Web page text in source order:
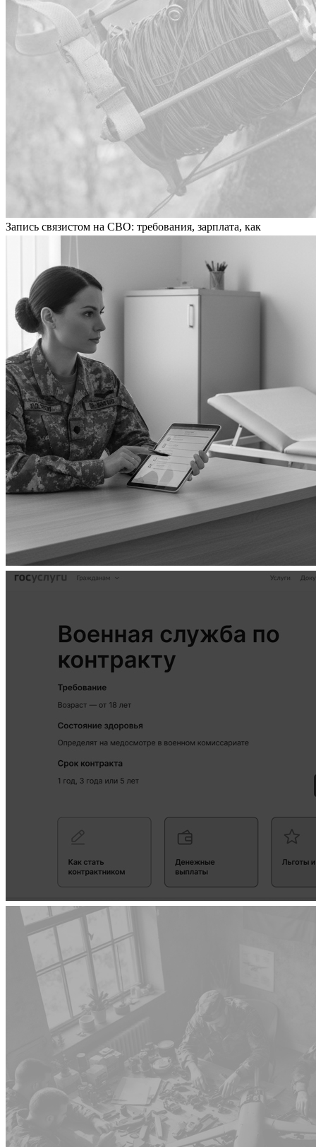
Запись связистом на СВО: требования, зарплата, как
записаться
С какими болезнями не берут на контракт на СВО
Как заключить контракт через «Госуслуги»